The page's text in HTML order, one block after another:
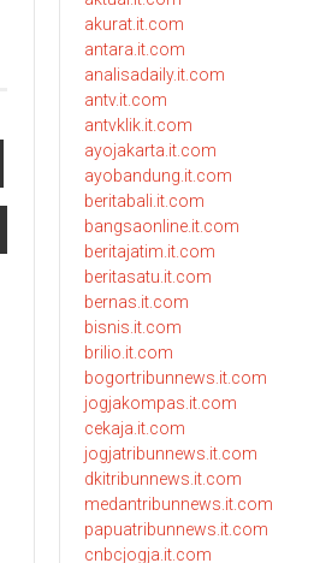
akurat.it.com
antara.it.com
analisadaily.it.com
antv.it.com
antvklik.it.com
ayojakarta.it.com
ayobandung.it.com
beritabali.it.com
bangsaonline.it.com
beritajatim.it.com
beritasatu.it.com
bernas.it.com
bisnis.it.com
brilio.it.com
bogortribunnews.it.com
jogjakompas.it.com
cekaja.it.com
jogjatribunnews.it.com
dkitribunnews.it.com
medantribunnews.it.com
papuatribunnews.it.com
cnbcjogja.it.com